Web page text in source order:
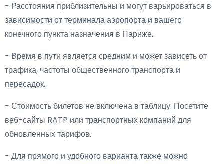
- Расстояния приблизительны и могут варьироваться в
зависимости от терминала аэропорта и вашего
конечного пункта назначения в Париже.
- Время в пути является средним и может зависеть от
трафика, частоты общественного транспорта и
пересадок.
- Стоимость билетов не включена в таблицу. Посетите
веб-сайты RATP или транспортных компаний для
обновленных тарифов.
- Для прямого и удобного варианта также можно